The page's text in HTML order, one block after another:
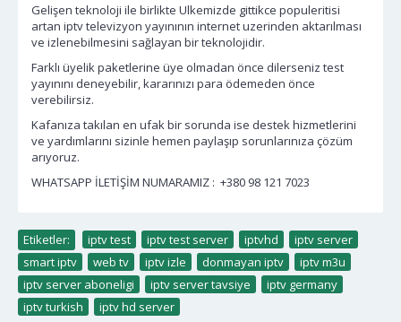
Gelişen teknoloji ile birlikte Ulkemizde gittikce populeritisi
artan iptv televizyon yayınının internet uzerinden aktarılması
ve izlenebilmesini sağlayan bir teknolojidir.
Farklı üyelik paketlerine üye olmadan önce dilerseniz test
yayınını deneyebilir, kararınızı para ödemeden önce
verebilirsiz.
Kafanıza takılan en ufak bir sorunda ise destek hizmetlerini
ve yardımlarını sizinle hemen paylaşıp sorunlarınıza çözüm
arıyoruz.
WHATSAPP İLETİŞİM NUMARAMIZ : +380 98 121 7023
Etiketler: iptv test iptv test server iptvhd iptv server
smart iptv
web tv iptv izle donmayan iptv iptv m3u
iptv server aboneligi
iptv server tavsiye iptv germany
iptv turkish
iptv hd server